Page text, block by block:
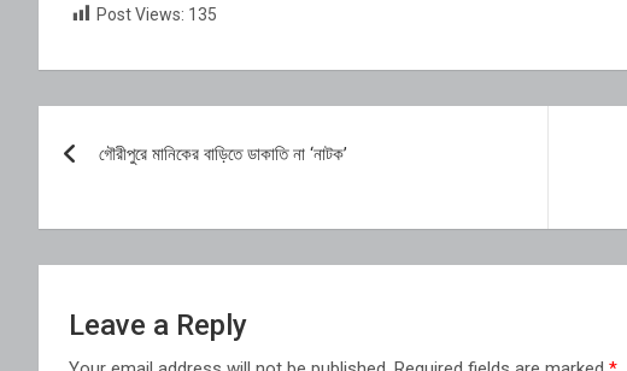
Post Views: 135
navigation
গৌরীপুরে মানিকের বাড়িতে ডাকাতি না ‘নাটক’
Leave a Reply